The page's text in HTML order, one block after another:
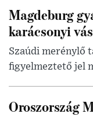
Magdeburg
karácsonyi
Szaúdi merénylő
figyelmeztető jel
Oroszország